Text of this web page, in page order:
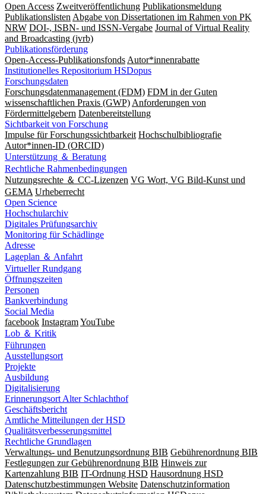
Open Access Zweitveröffentlichung Publikationsmeldung
Publikationslisten Abgabe von Dissertationen im Rahmen von PK
NRW DOI-, ISBN- und ISSN-Vergabe Journal of Virtual Reality
and Broadcasting (jvrb)
Publikationsförderung
Open-Access-Publikationsfonds Autor*innenrabatte
Institutionelles Repositorium HSDopus
Forschungsdaten
Forschungsdatenmanagement (FDM) FDM in der Guten
wissenschaftlichen Praxis (GWP) Anforderungen von
Fördermittelgebern Datenbereitstellung
Sichtbarkeit von Forschung
Impulse für Forschungssichtbarkeit Hochschulbibliografie
Autor*innen-ID (ORCID)
Unterstützung ＆ Beratung
Rechtliche Rahmenbedingungen
Nutzungsrechte ＆ CC-Lizenzen VG Wort, VG Bild-Kunst und
GEMA Urheberrecht
Open Science
Hochschularchiv
Digitales Prüfungsarchiv
Monitoring für Schädlinge
Adresse
Lageplan ＆ Anfahrt
Virtueller Rundgang
Öffnungszeiten
Personen
Bankverbindung
Social Media
facebook InstagramYouTube
Lob ＆ Kritik
Führungen
Ausstellungsort
Projekte
Ausbildung
Digitalisierung
Erinnerungsort Alter Schlachthof
Geschäftsbericht
Amtliche Mitteilungen der HSD
Qualitätsverbesserungsmittel
Rechtliche Grundlagen
Verwaltungs- und Benutzungsordnung BIB Gebührenordnung BIB
Festlegungen zur Gebührenordnung BIB Hinweis zur
Kartenzahlung BIB IT-Ordnung HSD Hausordnung HSD
Datenschutzbestimmungen Website Datenschutzinformation